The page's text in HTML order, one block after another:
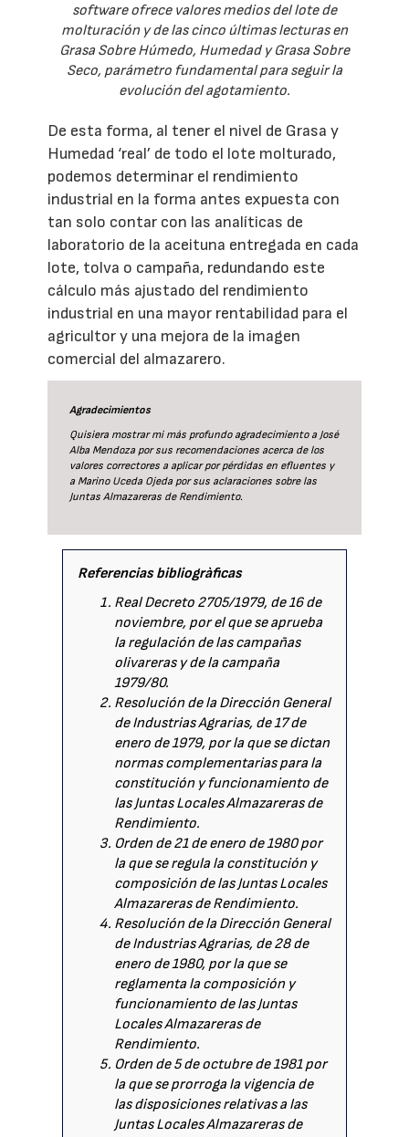
software ofrece valores medios del lote de
molturación y de las cinco últimas lecturas en
Grasa Sobre Húmedo, Humedad y Grasa Sobre
Seco, parámetro fundamental para seguir la
evolución del agotamiento.
De esta forma, al tener el nivel de Grasa y
Humedad ‘real’ de todo el lote molturado,
podemos determinar el rendimiento
industrial en la forma antes expuesta con
tan solo contar con las analíticas de
laboratorio de la aceituna entregada en cada
lote, tolva o campaña, redundando este
cálculo más ajustado del rendimiento
industrial en una mayor rentabilidad para el
agricultor y una mejora de la imagen
comercial del almazarero.
Agradecimientos
Quisiera mostrar mi más profundo agradecimiento a José
Alba Mendoza por sus recomendaciones acerca de los
valores correctores a aplicar por pérdidas en efluentes y
a Marino Uceda Ojeda por sus aclaraciones sobre las
Juntas Almazareras de Rendimiento.
Referencias bibliogràficas
Real Decreto 2705/1979, de 16 de
noviembre, por el que se aprueba
la regulación de las campañas
olivareras y de la campaña
1979/80.
Resolución de la Dirección General
de Industrias Agrarias, de 17 de
enero de 1979, por la que se dictan
normas complementarias para la
constitución y funcionamiento de
las Juntas Locales Almazareras de
Rendimiento.
Orden de 21 de enero de 1980 por
la que se regula la constitución y
composición de las Juntas Locales
Almazareras de Rendimiento.
Resolución de la Dirección General
de Industrias Agrarias, de 28 de
enero de 1980, por la que se
reglamenta la composición y
funcionamiento de las Juntas
Locales Almazareras de
Rendimiento.
Orden de 5 de octubre de 1981 por
la que se prorroga la vigencia de
las disposiciones relativas a las
Juntas Locales Almazareras de